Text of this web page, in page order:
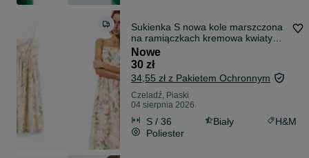
Sukienka S nowa kole marszczona
na ramiączkach kremowa kwiaty
PROMOCJA
Nowe
30 zł
34,55 zł z Pakietem Ochronnym
Czeladź, Piaski
04 sierpnia 2026
S / 36 Biały
H&M
Poliester